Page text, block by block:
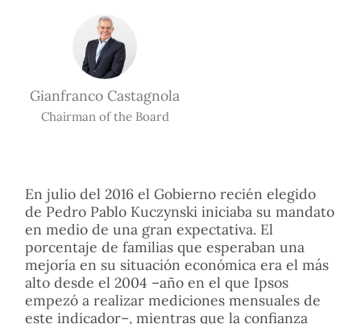
Gianfranco Castagnola
Chairman of the Board
En julio del 2016 el Gobierno recién elegido
de Pedro Pablo Kuczynski iniciaba su mandato
en medio de una gran expectativa. El
porcentaje de familias que esperaban una
mejoría en su situación económica era el más
alto desde el 2004 –año en el que Ipsos
empezó a realizar mediciones mensuales de
este indicador–, mientras que la confianza